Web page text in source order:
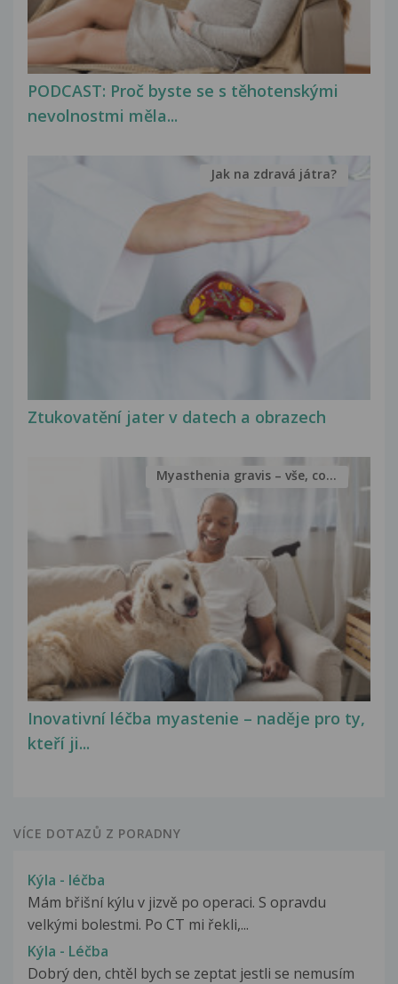
PODCAST: Proč byste se s těhotenskými
nevolnostmi měla...
Ztukovatění jater v datech a obrazech
Jak na zdravá játra?
Inovativní léčba myastenie – naděje pro ty,
kteří ji...
Myasthenia gravis – vše, co...
VÍCE DOTAZŮ Z PORADNY
Kýla - léčba
Mám břišní kýlu v jizvě po operaci. S opravdu
velkými bolestmi. Po CT mi řekli,...
Kýla - Léčba
Dobrý den, chtěl bych se zeptat jestli se nemusím